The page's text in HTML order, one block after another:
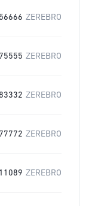
ZEREBRO
ZEREBRO
ZEREBRO
ZEREBRO
ZEREBRO